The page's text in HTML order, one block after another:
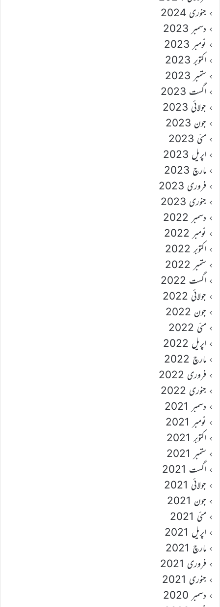
جنوری 2024
دسمبر 2023
نومبر 2023
اکتوبر 2023
ستمبر 2023
اگست 2023
جولائی 2023
جون 2023
مئی 2023
اپریل 2023
مارچ 2023
فروری 2023
جنوری 2023
دسمبر 2022
نومبر 2022
اکتوبر 2022
ستمبر 2022
اگست 2022
جولائی 2022
جون 2022
مئی 2022
اپریل 2022
مارچ 2022
فروری 2022
جنوری 2022
دسمبر 2021
نومبر 2021
اکتوبر 2021
ستمبر 2021
اگست 2021
جولائی 2021
جون 2021
مئی 2021
اپریل 2021
مارچ 2021
فروری 2021
جنوری 2021
دسمبر 2020